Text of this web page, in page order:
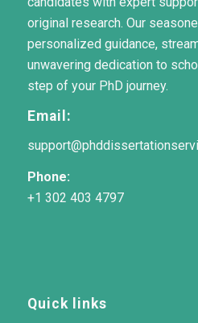
original research. Our
personalized guidance,
unwavering dedication to
step of your PhD journey.
Email:
Phone:
+1 302 403 4797
Quick links